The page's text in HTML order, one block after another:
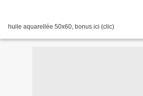
huile aquarellée 50x60, bonus ici (clic)